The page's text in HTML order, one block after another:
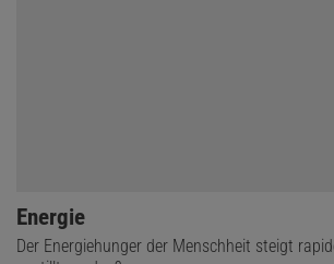
Energie
Der Energiehunger der Menschheit steigt